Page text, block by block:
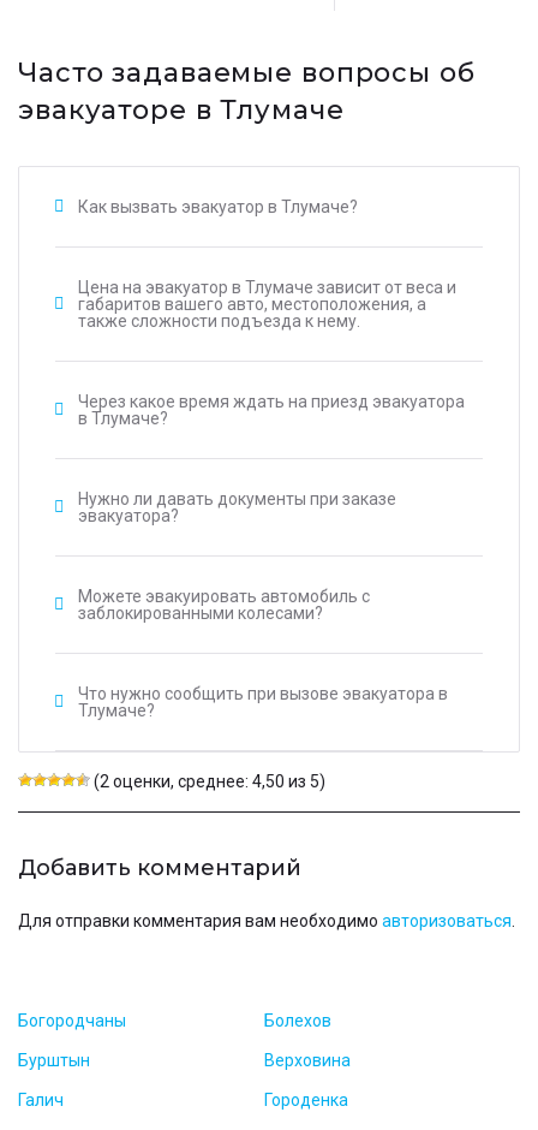
Богородчаны Болехов
Бурштын Верховина
Галич Городенка
Часто задаваемые вопросы об
эвакуаторе в Тлумаче
Как вызвать эвакуатор в Тлумаче?
Цена на эвакуатор в Тлумаче зависит от веса и
габаритов вашего авто, местоположения, а
также сложности подъезда к нему.
Через какое время ждать на приезд эвакуатора
в Тлумаче?
Нужно ли давать документы при заказе
эвакуатора?
Можете эвакуировать автомобиль с
заблокированными колесами?
Что нужно сообщить при вызове эвакуатора в
Тлумаче?
(2 оценки, среднее: 4,50 из 5)
Добавить комментарий
Для отправки комментария вам необходимо авторизоваться